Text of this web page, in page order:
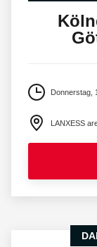
Donnerstag,
LANXESS